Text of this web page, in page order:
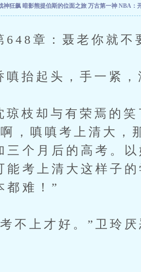
神狂飙 暗影熊提伯斯的位面之旅 万古第一神 NBA：
：聂老你就不
起头，手一紧，
却与有荣焉的笑了
，嗔嗔考上清大，
三个月后的高考。
能考上清大这样子
都难！”
才好。”卫玲厌恶